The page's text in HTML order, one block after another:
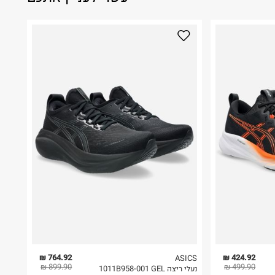
764.92 ₪
899.90 ₪
ASICS
נעלי ריצה 1011B958-001 GEL
424.92 ₪
499.90 ₪